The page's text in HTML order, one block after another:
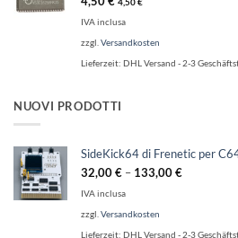
IVA inclusa
zzgl. Versandkosten
Lieferzeit: DHL Versand - 2-3
NUOVI PRODOTTI
SideKick64 di Frenetic per
32,00€ – 133,00€
IVA inclusa
zzgl. Versandkosten
Lieferzeit: DHL Versand - 2-3